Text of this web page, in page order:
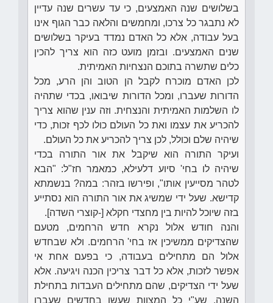
בשלושים שנה האמצעים, כי עד עשרים שנה עדיין
לא נתבגר כל צרכו, ומחמשים והלאה כבר הגוף אינו
בעל עבודה, אלא כל האדם נמדד בעיקר בשלושים
שנים האמצעים. ובזמן מועט כזה הוא צריך להכין
כלים שתשרה בתוכם הנצחיות האמיתית.
לכן האדם מוכרח לקבל הן הטוב והן הרע, מכל
הדורות שעברו, ומכל הדורות שיבואו, בכדי שתהיה
לו השלמות האמיתית והנצחית. וזה ענין שהוא צריך
להכריע את עצמו ואת כל העולם כולו לכף זכות, כדי
שיהיה שלם וכולל, לכן צריך להכריע את כל העולם.
ועיקר התורה הוא שיקבל את אור התורה בכדי
שיהיה לו בחי' סיוע דלעילא, כמאמר חז"ל: "הבא
לטהר מסייעין אותו", ופירשו בזהר: במה? בנשמתא
קדישא. שעל ידי שמשיג את אור התורה הוא נסתייע
בזה שיוכל להיות בין מחצדי חקלא [-קוצרי השדה].
והנה חודש אלול נקרא חדש הרחמים, מטעם
שהצדיקים ממשיכין אז בחי' הרחמים. ולא שבחדש
אלול הם מתחילים בעבודה, כי בפעם אחת אי
אפשר לזכות, אלא כל דבר צריכין הכנה ויגיעה. אלא
שעל ידי הצדיקים, שהם מתחילים העבדות בתחילת
השנה, שע"י כל המצוות שעשו בחדשים שעברו